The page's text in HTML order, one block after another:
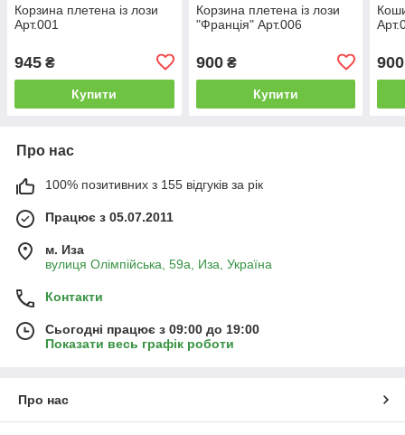
Корзина плетена із лози
Арт.001
945 ₴
Купити
Корзина плетена із лози
"Франція" Арт.006
900₴
Купити
900
Про нас
100% позитивних з 155 відгуків за рік
Працює з 05.07.2011
м. Иза
вулиця Олімпійська, 59а, Иза, Україна
Контакти
Сьогодні працює з 09:00 до 19:00
Показати весь графік роботи
Про нас